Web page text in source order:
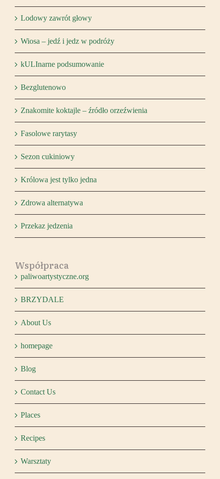
Lodowy zawrót głowy
Wiosa – jedź i jedz w podróży
kULInarne podsumowanie
Bezglutenowo
Znakomite koktajle – źródło orzeźwienia
Fasolowe rarytasy
Sezon cukiniowy
Królowa jest tylko jedna
Zdrowa alternatywa
Przekaz jedzenia
Współpraca
paliwoartystyczne.org
BRZYDALE
About Us
homepage
Blog
Contact Us
Places
Recipes
Warsztaty